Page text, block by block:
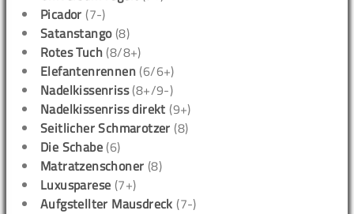
Picador (7-)
Satanstango(8)
Rotes Tuch (8/8+)
Elefantenrennen (6/6+)
Nadelkissenriss(8+/9-)
Nadelkissenriss direkt (9+)
Seitlicher Schmarotzer (8)
Die Schabe (6)
Matratzenschoner (8)
Luxusparese (7+)
Aufgstellter Mausdreck (7-)